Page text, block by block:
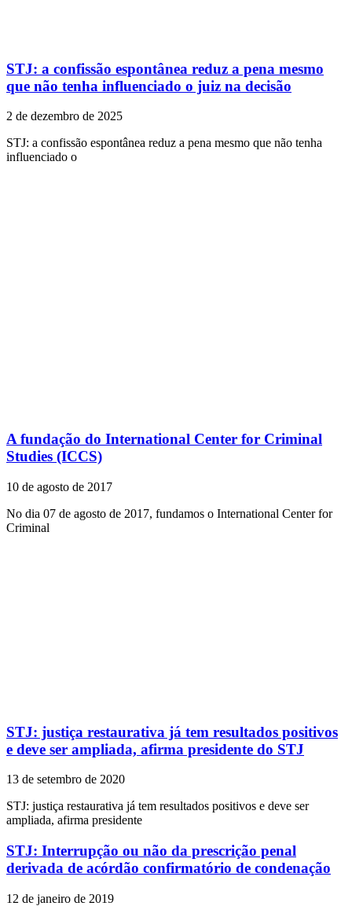
STJ: a confissão espontânea reduz a pena mesmo
que não tenha influenciado o juiz na decisão
2 de dezembro de 2025
STJ: a confissão espontânea reduz a pena mesmo que não tenha
influenciado o
A fundação do International Center for Criminal
Studies (ICCS)
10 de agosto de 2017
No dia 07 de agosto de 2017, fundamos o International Center for
Criminal
STJ: justiça restaurativa já tem resultados positivos
e deve ser ampliada, afirma presidente do STJ
13 de setembro de 2020
STJ: justiça restaurativa já tem resultados positivos e deve ser
ampliada, afirma presidente
STJ: Interrupção ou não da prescrição penal
derivada de acórdão confirmatório de condenação
12 de janeiro de 2019